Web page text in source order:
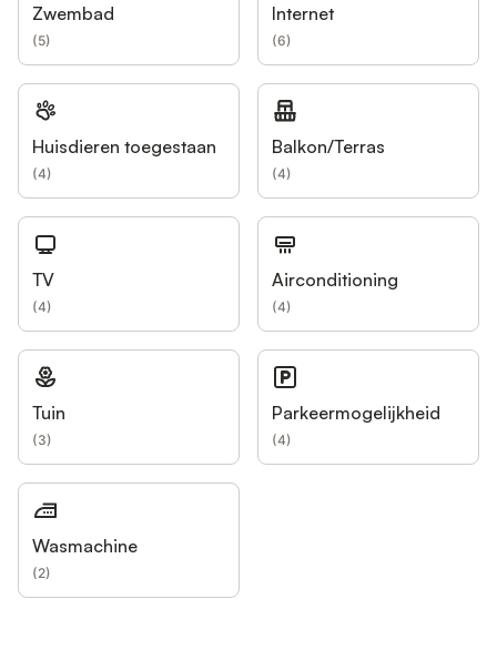
Zwembad
(5)
Internet
(6)
Huisdieren toegestaan
(4)
Balkon/Terras
(4)
TV
(4)
Airconditioning
(4)
Tuin
(3)
Parkeermogelijkheid
(4)
Wasmachine
(2)